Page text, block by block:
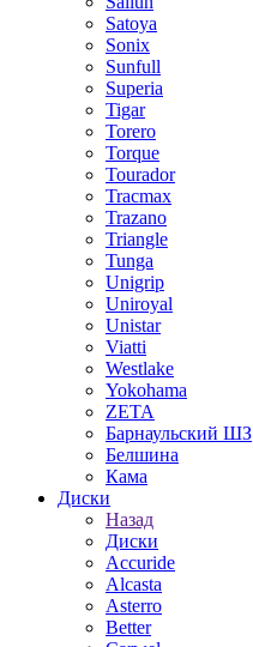
Satoya
Sonix
Sunfull
Superia
Tigar
Torero
Torque
Tourador
Tracmax
Trazano
Triangle
Tunga
Unigrip
Uniroyal
Unistar
Viatti
Westlake
Yokohama
ZETA
Барнаульский ШЗ
Белшина
Кама
Диски
Назад
Диски
Accuride
Alcasta
Asterro
Better